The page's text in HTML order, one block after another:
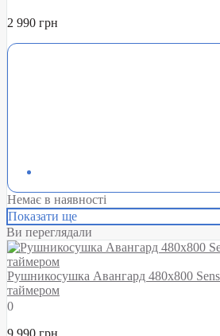
2 990 грн
Немає в наявності
Показати ще
Ви переглядали
Рушникосушка Авангард 480х800
таймером
0
9 990 грн